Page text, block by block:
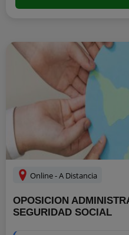
Online - A Distancia
OPOSICION
SEGURIDAD SOCIAL